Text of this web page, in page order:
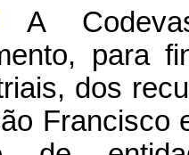
A
para
dos
Francisco